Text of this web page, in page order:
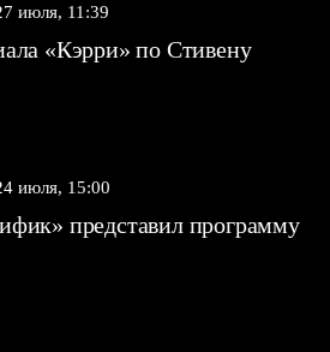
июля, 11:39
«Кэрри» по Стивену
июля, 15:00
представил программу